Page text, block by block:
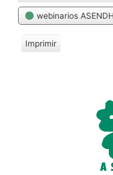
webinarios
Imprimir
V